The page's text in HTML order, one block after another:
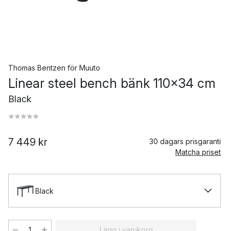
Thomas Bentzen för Muuto
Linear steel bench bänk 110x34 cm
Black
7 449 kr
30 dagars prisgaranti
Matcha priset
Black